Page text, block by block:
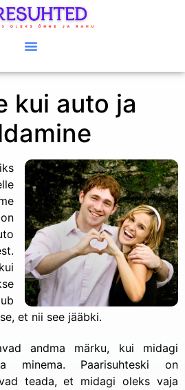
kui auto ja
et nii see jääbki.
andma märku, kui midagi
minema. Paarisuhteski on
teada, et midagi oleks vaja